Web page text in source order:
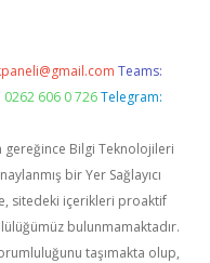
Teams:
606 0 726 Telegram:
gereğince Bilgi Teknolojileri
bir Yer Sağlayıcı
sitedeki içerikleri proaktif
bulunmamaktadır.
taşımakta olup,